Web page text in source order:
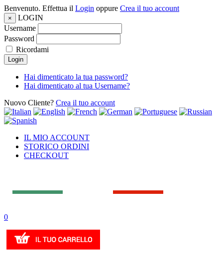
Benvenuto. Effettua il Login oppure Crea il tuo account
×
LOGIN
Username
Password
Ricordami
Login
Hai dimenticato la tua password?
Hai dimenticato al tua Username?
Nuovo Cliente? Crea il tuo account
IL MIO ACCOUNT
STORICO ORDINI
CHECKOUT
0